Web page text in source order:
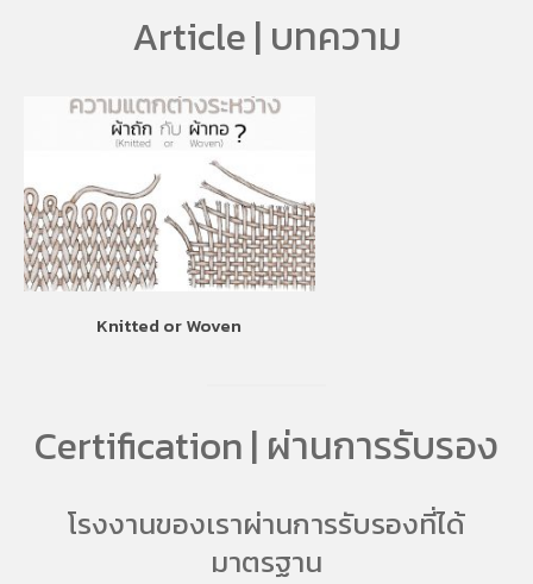
Article | บทความ
Knitted or Woven
Certification | ผ่านการรับรอง
โรงงานของเราผ่านการรับรองที่ได้
มาตรฐาน